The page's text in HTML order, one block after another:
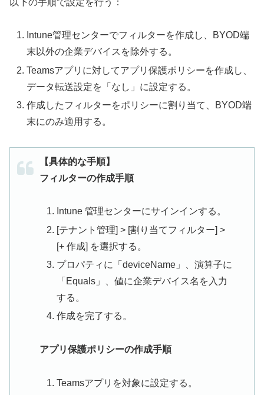
Intune管理センターでフィルターを作成し、BYOD端
末以外の企業デバイスを除外する。
Teamsアプリに対してアプリ保護ポリシーを作成し、
データ転送設定を「なし」に設定する。
作成したフィルターをポリシーに割り当て、BYOD端
末にのみ適用する。
【具体的な手順】
フィルターの作成手順
Intune 管理センターにサインインする。
[テナント管理] > [割り当てフィルター] >
[+ 作成] を選択する。
プロパティに「deviceName」、演算子に
「Equals」、値に企業デバイス名を入力
する。
作成を完了する。
アプリ保護ポリシーの作成手順
Teamsアプリを対象に設定する。